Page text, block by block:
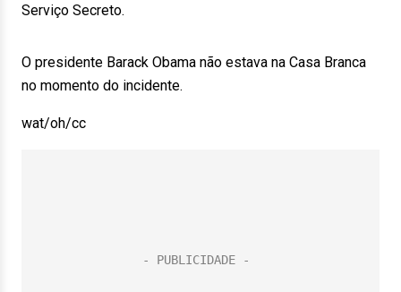
Serviço Secreto.
O presidente Barack Obama não estava na Casa Branca
no momento do incidente.
wat/oh/cc